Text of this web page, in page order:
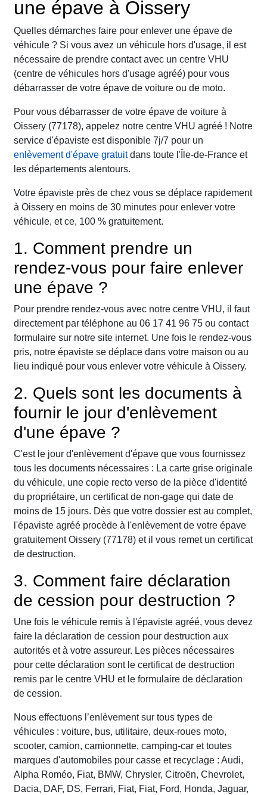
une épave à Oissery
Quelles démarches faire pour enlever une épave de
véhicule ? Si vous avez un véhicule hors d'usage, il est
nécessaire de prendre contact avec un centre VHU
(centre de véhicules hors d'usage agréé) pour vous
débarrasser de votre épave de voiture ou de moto.
Pour vous débarrasser de votre épave de voiture à
Oissery (77178), appelez notre centre VHU agréé ! Notre
service d'épaviste est disponible 7j/7 pour un
enlèvement d'épave gratuitdans toute l'Île-de-France et
les départements alentours.
Votre épaviste près de chez vous se déplace rapidement
à Oissery en moins de 30 minutes pour enlever votre
véhicule, et ce, 100 % gratuitement.
1. Comment prendre un
rendez-vous pour faire enlever
une épave ?
Pour prendre rendez-vous avec notre centre VHU, il faut
directement par téléphone au 06 17 41 96 75 ou contact
formulaire sur notre site internet. Une fois le rendez-vous
pris, notre épaviste se déplace dans votre maison ou au
lieu indiqué pour vous enlever votre véhicule à Oissery.
2. Quels sont les documents à
fournir le jour d'enlèvement
d'une épave ?
C'est le jour d'enlèvement d'épave que vous fournissez
tous les documents nécessaires : La carte grise originale
du véhicule, une copie recto verso de la pièce d'identité
du propriétaire, un certificat de non-gage qui date de
moins de 15 jours. Dès que votre dossier est au complet,
l'épaviste agréé procède à l'enlèvement de votre épave
gratuitement Oissery (77178) et il vous remet un certificat
de destruction.
3. Comment faire déclaration
de cession pour destruction ?
Une fois le véhicule remis à l'épaviste agréé, vous devez
faire la déclaration de cession pour destruction aux
autorités et à votre assureur. Les pièces nécessaires
pour cette déclaration sont le certificat de destruction
remis par le centre VHU et le formulaire de déclaration
de cession.
Nous effectuons l’enlèvement sur tous types de
véhicules : voiture, bus, utilitaire, deux-roues moto,
scooter, camion, camionnette, camping-car et toutes
marques d'automobiles pour casse et recyclage : Audi,
Alpha Roméo, Fiat, BMW, Chrysler, Citroën, Chevrolet,
Dacia, DAF, DS, Ferrari, Fiat, Fiat, Ford, Honda, Jaguar,